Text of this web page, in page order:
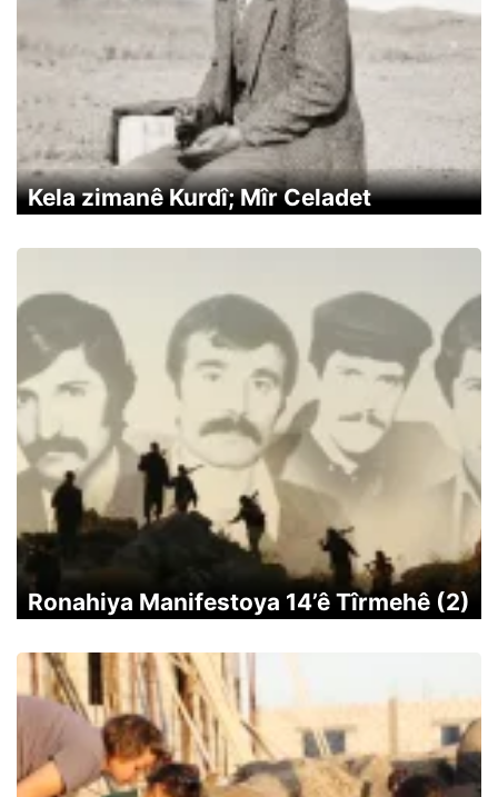
Kela zimanê Kurdî; Mîr Celadet
Ronahiya Manifestoya 14’ê Tîrmehê (2)